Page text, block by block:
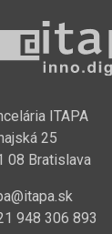
ITAPA
25
08 Bratislava
948 306 893